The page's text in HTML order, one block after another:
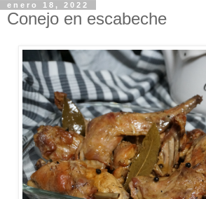
enero 18, 2022
Conejo en escabeche